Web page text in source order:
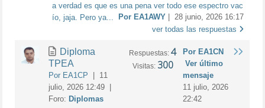
a verdad es que es una pena ver todo ese espectro vac
ío, jaja. Pero ya...
Por EA1AWY | 28 junio, 2026 16:17
ver todas las respuestas
Diploma
TPEA
Por EA1CP | 11
julio, 2026 12:49 |
Foro: Diplomas
Respuestas:4
Visitas: 300
Por EA1CN
Ver último
mensaje
11 julio, 2026
22:42